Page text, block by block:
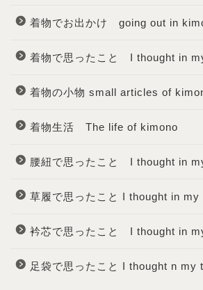
着物でお出かけ going out in
着物で思ったこと I thought in
着物の小物 small articles of
着物生活 The life of kimono
腰紐で思ったこと I thought in
草履で思ったこと I thought in my
衿芯で思ったこと I thought in
足袋で思ったこと I thought n my